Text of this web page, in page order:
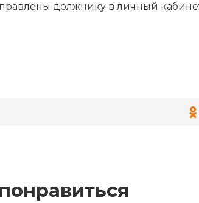
должнику в личный кабинет